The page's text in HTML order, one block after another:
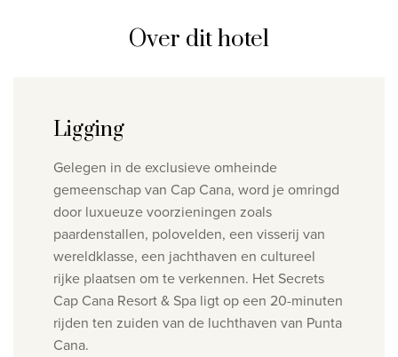
Over dit hotel
Ligging
Gelegen in de exclusieve omheinde
gemeenschap van Cap Cana, word je omringd
door luxueuze voorzieningen zoals
paardenstallen, polovelden, een visserij van
wereldklasse, een jachthaven en cultureel
rijke plaatsen om te verkennen. Het Secrets
Cap Cana Resort & Spa ligt op een 20-minuten
rijden ten zuiden van de luchthaven van Punta
Cana.